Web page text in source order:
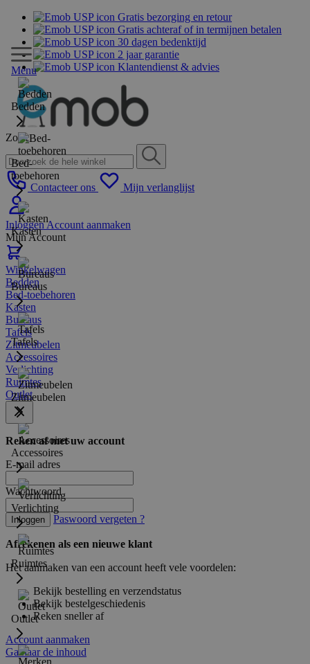
Gratis bezorging en retour
Gratis achteraf of in termijnen betalen
30 dagen bedenktijd
2 jaar garantie
Klantendienst & advies
Zoek
Contacteer ons Mijn verlanglijst
InloggenAccount aanmaken
Mijn Account
Winkelwagen
Menu
Bedden
Bed-
toebehoren
Kasten
Bureaus
Tafels
Zitmeubelen
Accessoires
Verlichting
Ruimtes
Outlet
Bedden
Bed-toebehoren
Kasten
Bureaus
Tafels
Zitmeubelen
Accessoires
Verlichting
Ruimtes
Outlet
Reken af met uw account
E-mail adres
Wachtwoord
Inloggen Paswoord vergeten ?
Afrekenen als een nieuwe klant
Het aanmaken van een account heeft vele voordelen:
Bekijk bestelling en verzendstatus
Bekijk bestelgeschiedenis
Reken sneller af
Account aanmaken
Ga naar de inhoud